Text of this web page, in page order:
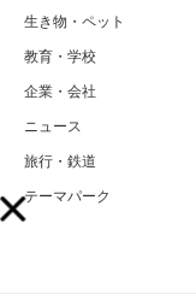
生き物・ペット
教育・学校
企業・会社
ニュース
旅行・鉄道
テーマパーク